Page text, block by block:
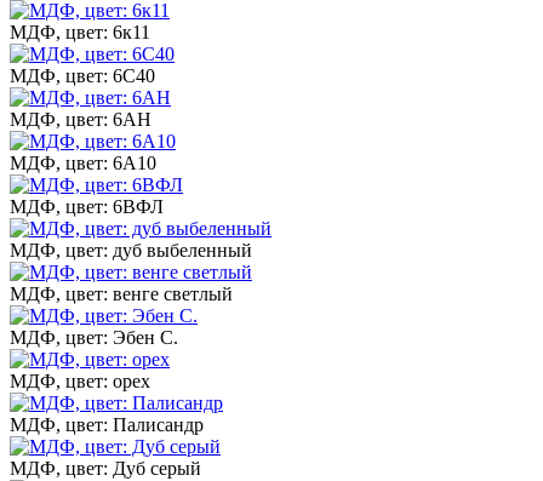
МДФ, цвет: 6к11
МДФ, цвет: 6С40
МДФ, цвет: 6АН
МДФ, цвет: 6А10
МДФ, цвет: 6ВФЛ
МДФ, цвет: дуб выбеленный
МДФ, цвет: венге светлый
МДФ, цвет: Эбен С.
МДФ, цвет: орех
МДФ, цвет: Палисандр
МДФ, цвет: Дуб серый